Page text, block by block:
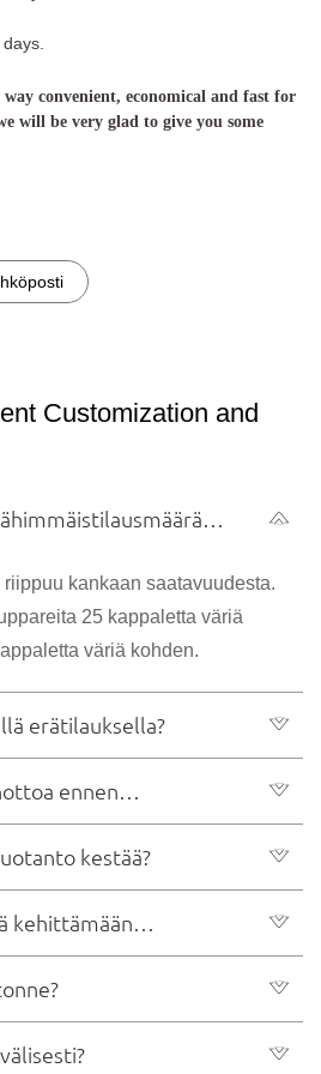
convenient, economical and fast for
will be very glad to give you some
Customization and
kankaan saatavuudesta.
25 kappaletta väriä
väriä kohden.
erätilauksella?
tilauksista
ennen
ja näytteenottoaika kestää
suunnittelun ja materiaalien
riippuen.
kestää?
on yleensä 20–25 päivää
ennakkomaksun maksamisen
materiaalin saatavuudesta
kehittämään
tuotekehitystiimi, joka voi
kaavojen valmistuksen,
kanssa brändisi
yleensä T/T (sähkösiirto) -